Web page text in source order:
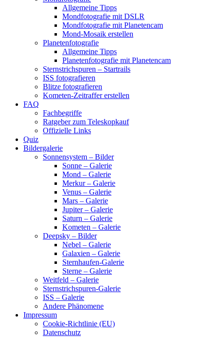
Allgemeine Tipps
Mondfotografie mit DSLR
Mondfotografie mit Planetencam
Mond-Mosaik erstellen
Planetenfotografie
Allgemeine Tipps
Planetenfotografie mit Planetencam
Sternstrichspuren – Startrails
ISS fotografieren
Blitze fotografieren
Kometen-Zeitraffer erstellen
FAQ
Fachbegriffe
Ratgeber zum Teleskopkauf
Offizielle Links
Quiz
Bildergalerie
Sonnensystem – Bilder
Sonne – Galerie
Mond – Galerie
Merkur – Galerie
Venus – Galerie
Mars – Galerie
Jupiter – Galerie
Saturn – Galerie
Kometen – Galerie
Deepsky – Bilder
Nebel – Galerie
Galaxien – Galerie
Sternhaufen-Galerie
Sterne – Galerie
Weitfeld – Galerie
Sternstrichspuren-Galerie
ISS – Galerie
Andere Phänomene
Impressum
Cookie-Richtlinie (EU)
Datenschutz